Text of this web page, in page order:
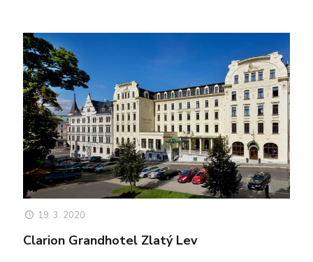
19. 3. 2020
Clarion Grandhotel Zlatý Lev